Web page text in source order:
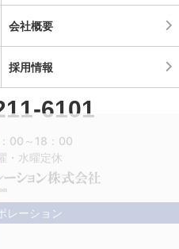
会社概要
採用情報
6101
00～18：00
・水曜定休
レーション